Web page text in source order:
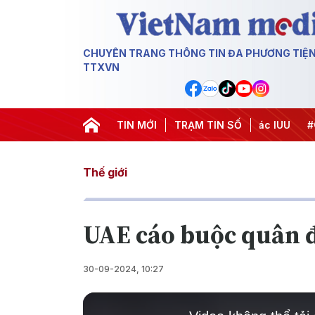
CHUYÊN TRANG THÔNG TIN ĐA PHƯƠNG
TTXVN
TIN MỚI TRẠM TIN SỐ
dịch 500 ngày đêm #Chống khai thác IUU #Căng
Thế giới
UAE cáo buộc quân
30-09-2024, 10:27
This